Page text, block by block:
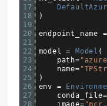
17
18
19
20
21
22
23
24
25
26
27
)
endpoint_name =
model = Model (
path=
name=
)
env
=
conda_file=